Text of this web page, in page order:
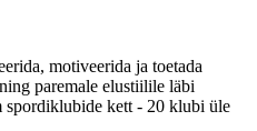
motiveerida ja toetada
paremale elustiilile läbi
spordiklubide kett - 20 klubi üle